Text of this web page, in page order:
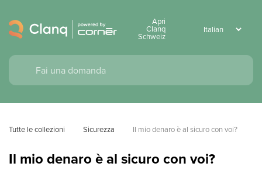
Apri
Clanq
Schweiz
Tutte le collezioni Sicurezza Il mio denaro è al sicuro con voi?
Il mio denaro è al sicuro con voi?